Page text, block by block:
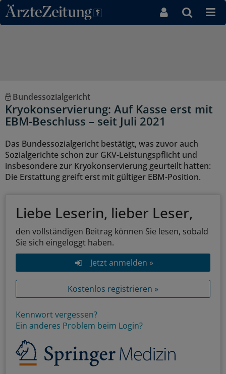
Direkt zum Inhaltsbereich
Bundessozialgericht
Kryokonservierung: Auf Kasse erst mit
EBM-Beschluss – seit Juli 2021
Das Bundessozialgericht bestätigt, was zuvor auch
Sozialgerichte schon zur GKV-Leistungspflicht und
insbesondere zur Kryokonservierung geurteilt hatten:
Die Erstattung greift erst mit gültiger EBM-Position.
Liebe Leserin, lieber Leser,
den vollständigen Beitrag können Sie lesen, sobald
Sie sich eingeloggt haben.
Jetzt anmelden »
Kostenlos registrieren »
Kennwort vergessen?
Ein anderes Problem beim Login?